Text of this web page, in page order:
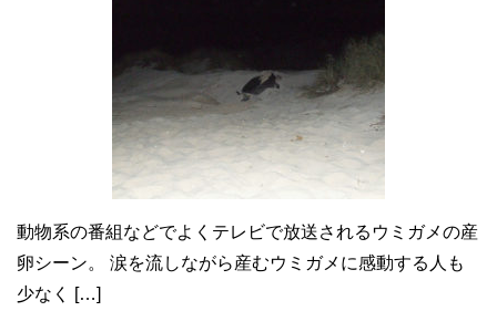
動物系の番組などでよくテレビで放送されるウミガメの産
卵シーン。 涙を流しながら産むウミガメに感動する人も
少なく […]